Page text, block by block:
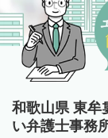
和歌山県 東牟
い弁護士事務